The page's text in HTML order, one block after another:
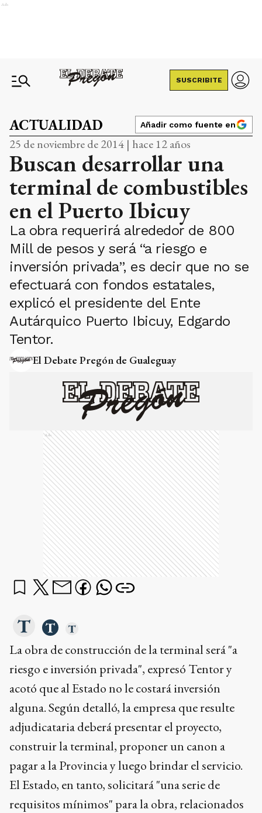
Ads
SUSCRIBITE
ACTUALIDAD Añadir como fuente en
25 de noviembre de 2014 | hace 12 años
Buscan desarrollar una
terminal de combustibles
en el Puerto Ibicuy
La obra requerirá alrededor de 800
Mill de pesos y será “a riesgo e
inversión privada”, es decir que no se
efectuará con fondos estatales,
explicó el presidente del Ente
Autárquico Puerto Ibicuy, Edgardo
Tentor.
El Debate Pregón de Gualeguay
Ads
La obra de construcción de la terminal será "a
riesgo e inversión privada", expresó Tentor y
acotó que al Estado no le costará inversión
alguna. Según detalló, la empresa que resulte
adjudicataria deberá presentar el proyecto,
construir la terminal, proponer un canon a
pagar a la Provincia y luego brindar el servicio.
El Estado, en tanto, solicitará "una serie de
requisitos mínimos" para la obra, relacionados